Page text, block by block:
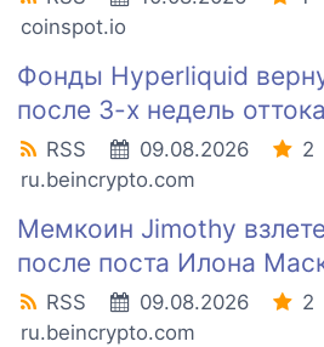
coinspot.io
Фонды Hyperliquid
после 3-х недель оттока
RSS 09.08.2026 2
ru.beincrypto.com
Мемкоин Jimothy
после поста Илона
RSS 09.08.2026 2
ru.beincrypto.com